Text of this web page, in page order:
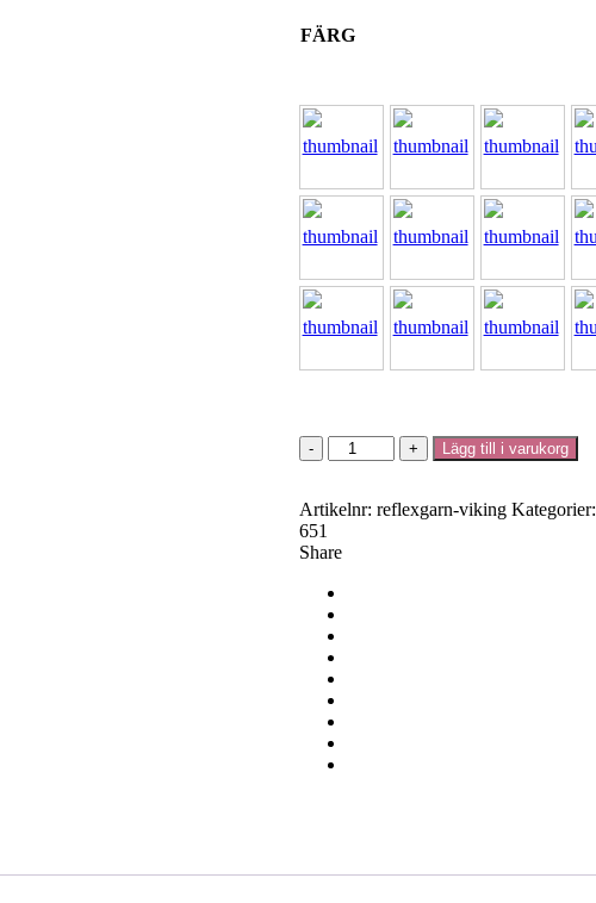
FÄRG
Reflexgarn
-
Garn
mängd
Lägg till i varukorg
Artikelnr: reflexgarn-viking Kategorier:
651
Share